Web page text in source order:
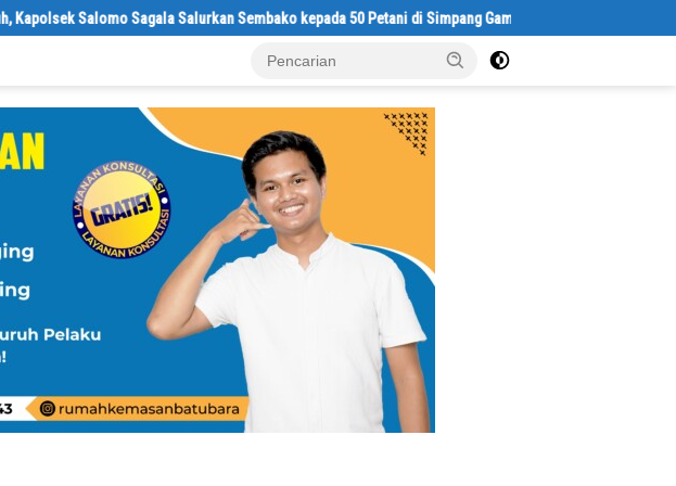
Salomo Sagala Salurkan Sembako kepada 50 Petani di Simpang Gambus